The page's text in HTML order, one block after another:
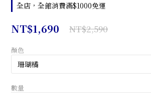
全店，全館消費滿$1000免運
NT$1,690 NT$2,590
顏色
數量